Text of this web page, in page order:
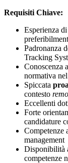
Requisiti Chiave:
Esperienza
Padronanza
Tracking
Conoscenza
normativa
Spiccata
contesto
Eccellenti
Forte
candidature
Competenze
management
Disponibilità
competenze